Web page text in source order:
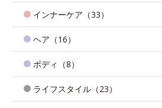
インナーケア（33）
ヘア（16）
ボディ（8）
ライフスタイル（23）